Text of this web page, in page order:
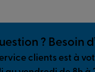
? Besoin
clients est à